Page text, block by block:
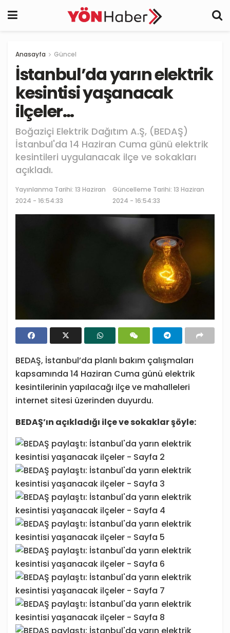
Anasayfa Güncel
İstanbul’da yarın elektrik
kesintisi yaşanacak
ilçeler…
Boğaziçi Elektrik Dağıtım A.Ş, (BEDAŞ)
İstanbul'da 14 Haziran Cuma günü elektrik
kesintileri uygulanacak ilçe ve sokakları
açıkladı.
Yayınlanma Tarihi: 13 Haziran
2024 - 16:54:33
Güncelleme Tarihi: 13 Haziran
2024 - 16:54:33
BEDAŞ, İstanbul’da planlı bakım çalışmaları
kapsamında 14 Haziran Cuma günü elektrik
kesintilerinin yapılacağı ilçe ve mahalleleri
internet sitesi üzerinden duyurdu.
BEDAŞ’ın açıkladığı ilçe ve sokaklar şöyle: